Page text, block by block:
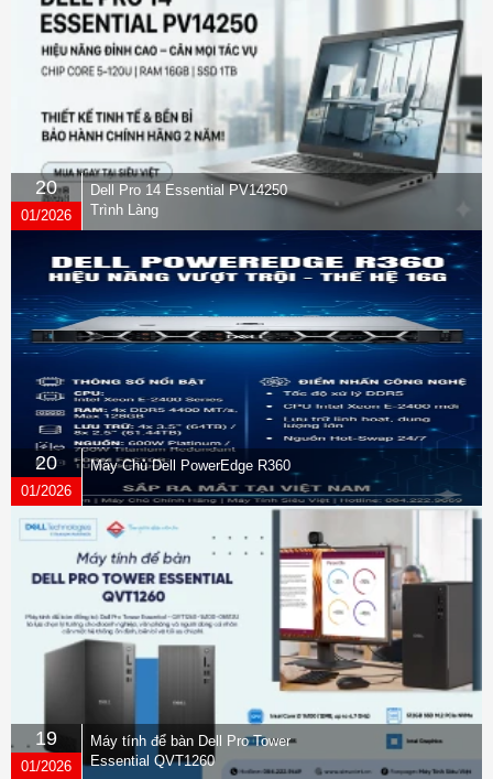
20
01/2026
Dell Pro 14 Essential PV14250
Trình Làng
20
01/2026
Máy Chủ Dell PowerEdge R360
19
01/2026
Máy tính để bàn Dell Pro Tower
Essential QVT1260